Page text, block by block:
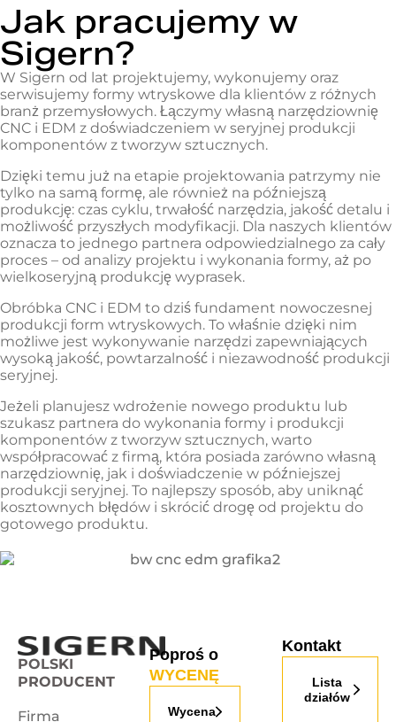
Jak pracujemy w
Sigern?
W Sigern od lat projektujemy, wykonujemy oraz
serwisujemy formy wtryskowe dla klientów z różnych
branż przemysłowych. Łączymy własną narzędziownię
CNC i EDM z doświadczeniem w seryjnej produkcji
komponentów z tworzyw sztucznych.
Dzięki temu już na etapie projektowania patrzymy nie
tylko na samą formę, ale również na późniejszą
produkcję: czas cyklu, trwałość narzędzia, jakość detalu i
możliwość przyszłych modyfikacji. Dla naszych klientów
oznacza to jednego partnera odpowiedzialnego za cały
proces – od analizy projektu i wykonania formy, aż po
wielkoseryjną produkcję wyprasek.
Obróbka CNC i EDM to dziś fundament nowoczesnej
produkcji form wtryskowych. To właśnie dzięki nim
możliwe jest wykonywanie narzędzi zapewniających
wysoką jakość, powtarzalność i niezawodność produkcji
seryjnej.
Jeżeli planujesz wdrożenie nowego produktu lub
szukasz partnera do wykonania formy i produkcji
komponentów z tworzyw sztucznych, warto
współpracować z firmą, która posiada zarówno własną
narzędziownię, jak i doświadczenie w późniejszej
produkcji seryjnej. To najlepszy sposób, aby uniknąć
kosztownych błędów i skrócić drogę od projektu do
gotowego produktu.
POLSKI
PRODUCENT
Firma
Poproś o
WYCENĘ
Wycena
Kontakt
Lista
działów